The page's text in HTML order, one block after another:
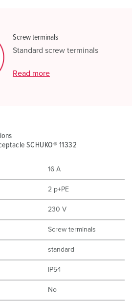
Screw terminals
Standard screw terminals
Read more
SCHUKO® 11332
16 A
2 p+PE
230 V
Screw terminals
standard
IP54
No